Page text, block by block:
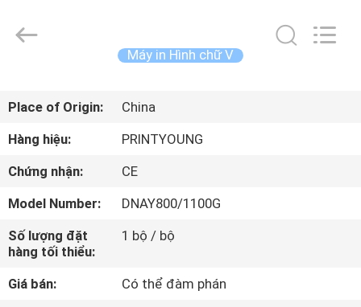
CHỦ
CÁC
SẢN
Printyoung
International
Máy in Hình chữ V
Place of Origin:
China
Hàng hiệu:
PRINTYOUNG
Chứng nhận:
CE
Model Number:
DNAY800/1100G
Số lượng đặt
hàng tối thiểu:
1 bộ / bộ
Giá bán:
Có thể đàm phán